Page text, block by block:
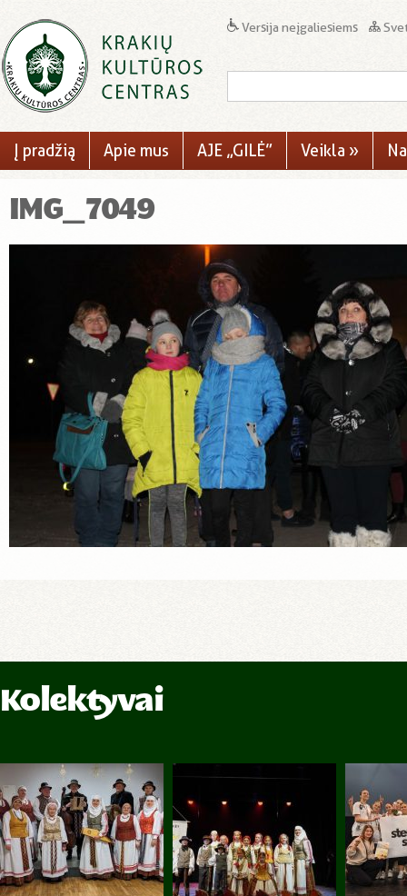
Versija neįgaliesiems
Į pradžią Apie mus AJE „GILĖ” Veikla »
IMG_7049
Kolektyvai